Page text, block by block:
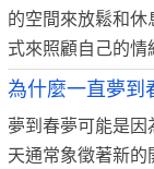
的空間來放鬆和休
式來照顧自己的情
為什麼一直夢到
夢到春夢可能是
天通常象徵著新的